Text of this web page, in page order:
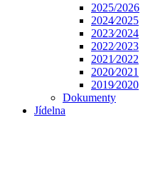
2025/2026
2024⁄2025
2023⁄2024
2022⁄2023
2021⁄2022
2020⁄2021
2019⁄2020
Dokumenty
Jídelna